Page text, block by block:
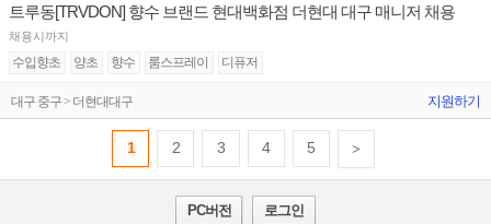
트루동[TRVDON] 향수 브랜드 현대백화점 더현대 대구 매니저 채용
채용시까지
수입향초 양초 향수 룸스프레이 디퓨저
대구 중구 > 더현대대구 지원하기
1 2 3 4 5 >
PC버전 로그인